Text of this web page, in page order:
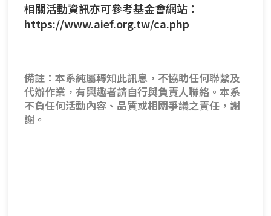
相關活動資訊亦可參考基金會網站：
https://www.aief.org.tw/ca.php
備註：本系純屬轉知此訊息，不協助任何聯繫及
代辦作業，有興趣者請自行與負責人聯絡。本系
不負任何活動內容、品質或相關爭議之責任，謝
謝。